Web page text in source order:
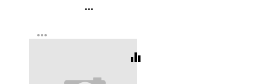
арт.AVTO000013
...
Регистрация
more_horiz
equalizer